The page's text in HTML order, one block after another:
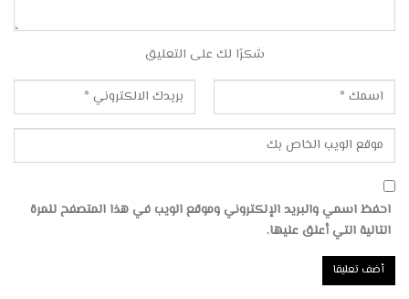
شكرًا لك على التعليق
احفظ اسمي والبريد الإلكتروني وموقع الويب في هذا المتصفح للمرة
التالية التي أعلق عليها.